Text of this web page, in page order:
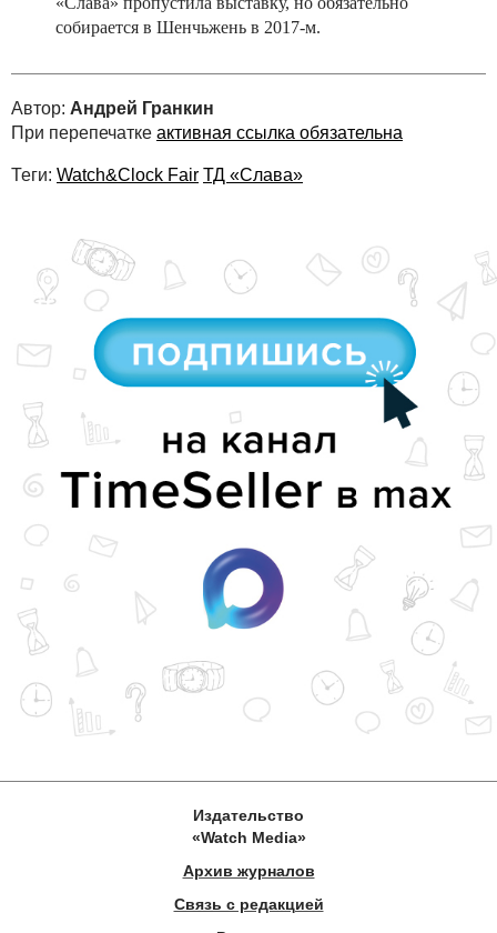
собирается в Шенчьжень в 2017-м.
Автор: Андрей Гранкин
При перепечатке активная ссылка обязательна
Теги: Watch&Clock Fair ТД «Слава»
Издательство
«Watch Media»
Архив журналов
Связь с редакцией